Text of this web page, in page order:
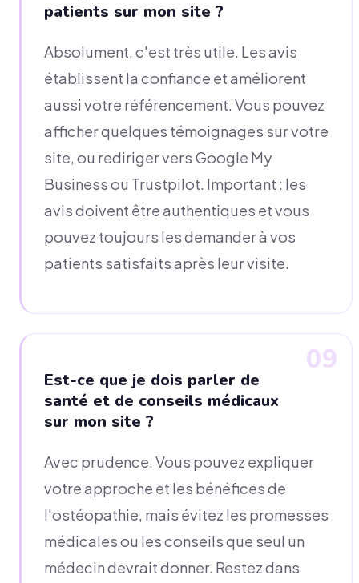
patients sur mon site ?
Absolument, c'est très utile. Les avis
établissent la confiance et améliorent
aussi votre référencement. Vous pouvez
afficher quelques témoignages sur votre
site, ou rediriger vers Google My
Business ou Trustpilot. Important : les
avis doivent être authentiques et vous
pouvez toujours les demander à vos
patients satisfaits après leur visite.
09
Est-ce que je dois parler de
santé et de conseils médicaux
sur mon site ?
Avec prudence. Vous pouvez expliquer
votre approche et les bénéfices de
l'ostéopathie, mais évitez les promesses
médicales ou les conseils que seul un
médecin devrait donner. Restez dans